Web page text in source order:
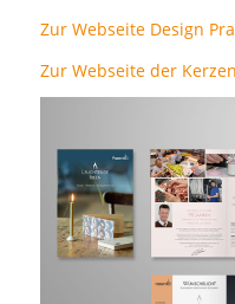
Zur Webseite Design
Zur Webseite der